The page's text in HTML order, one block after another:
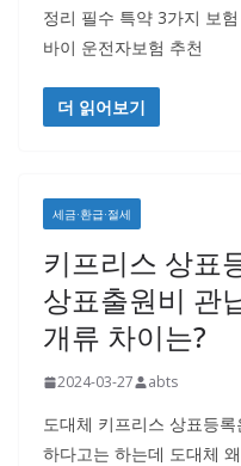
정리 필수 특약 3가지 보
바이 운전자보험 추천
더 읽어보기
세금·환급·절세
키프리스 상표
상표출원비 관
개류 차이는?
2024-03-27 abts
도대체 키프리스 상표등
하다고는 하는데 도대체